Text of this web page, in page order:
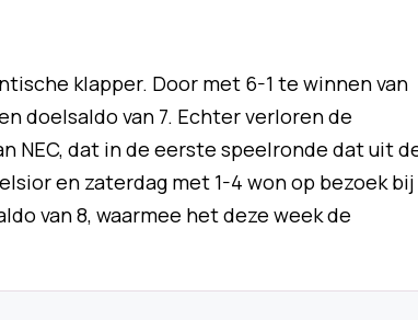
klapper. Door met 6-1 te winnen van
doelsaldo van 7. Echter verloren de
NEC, dat in de eerste speelronde dat uit
en zaterdag met 1-4 won op bezoek bij
van 8, waarmee het deze week de